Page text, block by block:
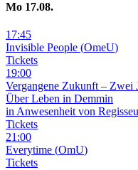
Mo 17.08.
17:45
Invisible People (OmeU)
Tickets
19:00
Vergangene Zukunft – Zwei
Über Leben in Demmin
in Anwesenheit von
Tickets
21:00
Everytime (OmU)
Tickets